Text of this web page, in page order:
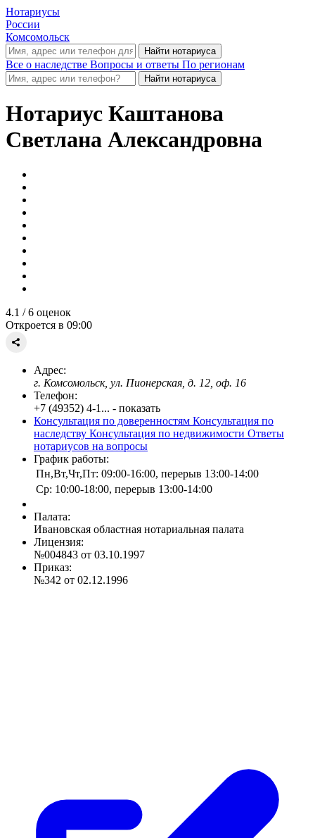
Нотариусы
России
Комсомольск
Все о наследстве Вопросы и ответы По регионам
Нотариус Каштанова
Светлана Александровна
4.1 / 6 оценок
Откроется в 09:00
Адрес:
г. Комсомольск, ул. Пионерская, д. 12, оф. 16
Телефон:
+7 (49352) 4-1... - показать
Консультация по доверенностям Консультация по
наследству Консультация по недвижимости Ответы
нотариусов на вопросы
График работы:
Пн,Вт,Чт,Пт: 09:00-16:00, перерыв 13:00-14:00
Ср: 10:00-18:00, перерыв 13:00-14:00
Палата:
Ивановская областная нотариальная палата
Лицензия:
№004843 от 03.10.1997
Приказ:
№342 от 02.12.1996